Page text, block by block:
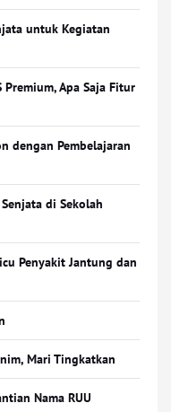
untuk Kegiatan
Premium, Apa Saja Fitur
dengan Pembelajaran
di Sekolah
Penyakit Jantung dan
Mari Tingkatkan
Nama RUU